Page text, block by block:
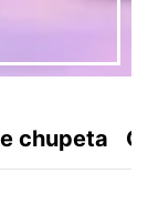
chupeta